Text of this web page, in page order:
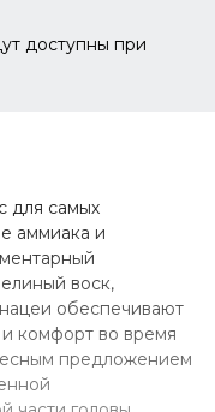
доступны при
для самых
аммиака и
воск,
обеспечивают
комфорт во время
предложением